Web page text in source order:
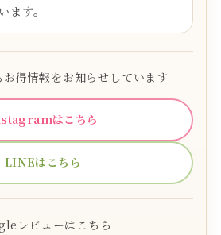
ます。
得情報をお知らせしています
はこちら
LINEはこちら
レビューはこちら